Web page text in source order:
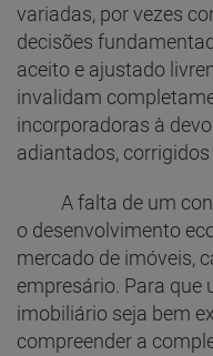
variadas, por vezes
decisões
aceito e ajustado
invalidam
incorporadoras à
adiantados,
A falta de um
o desenvolvimento
mercado de imóveis,
empresário. Para que
imobiliário seja bem
compreender a